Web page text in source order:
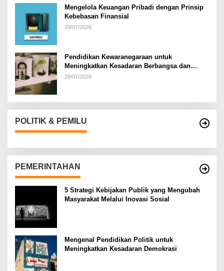
Mengelola Keuangan Pribadi dengan Prinsip
Kebebasan Finansial
29/07/2026
Pendidikan Kewaranegaraan untuk
Meningkatkan Kesadaran Berbangsa dan
Bernegara di…
29/07/2026
POLITIK & PEMILU
PEMERINTAHAN
5 Strategi Kebijakan Publik yang Mengubah
Masyarakat Melalui Inovasi Sosial
Mengenal Pendidikan Politik untuk
Meningkatkan Kesadaran Demokrasi